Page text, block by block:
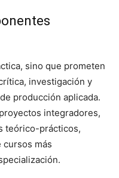
sino que prometen
investigación y
producción aplicada.
integradores,
teórico-prácticos,
más